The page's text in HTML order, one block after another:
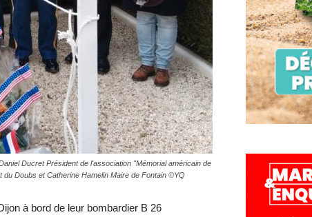
Ducret Président de l'association "Mémorial américain de
Doubs et Catherine Hamelin Maire de Fontain ©YQ
à bord de leur bombardier B 26